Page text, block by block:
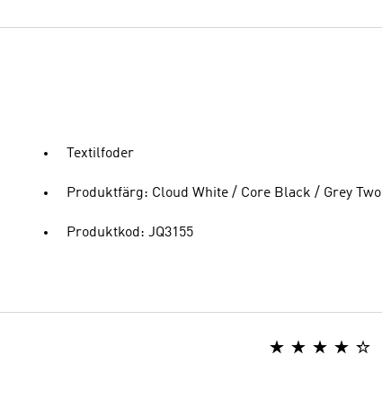
Textilfoder
Produktfärg: Cloud White / Core Black / Grey Two
Produktkod: JQ3155